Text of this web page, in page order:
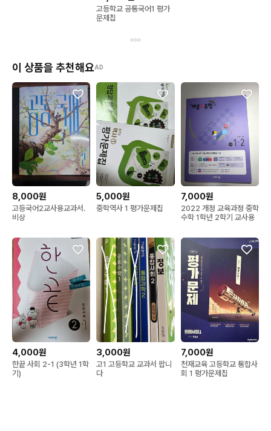
고등학교 공통국어1 평가
문제집
이 상품을 추천해요AD
8,000원
고등국어2교사용교과서.
비상
5,000원
중학역사 1 평가문제집
7,000원
2022 개정 교육과정 중학
수학 1학년 2학기 교사용
4,000원
한끝 사회 2-1 (3학년 1학
기)
3,000원
고1 고등학교 교과서 팝니
다
7,000원
천재교육 고등학교 통합사
회 1 평가문제집